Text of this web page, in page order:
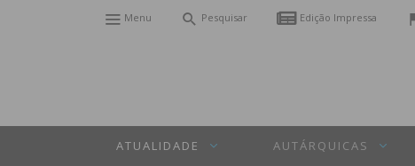
Menu Pesquisar Edição Impressa
ATUALIDADE AUTÁRQUICAS